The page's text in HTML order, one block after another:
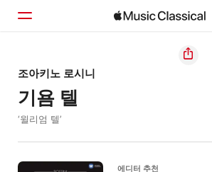
홈
둘러보기
조아키노 로시니
기욤 텔
‘윌리엄 텔’
에디터 추천